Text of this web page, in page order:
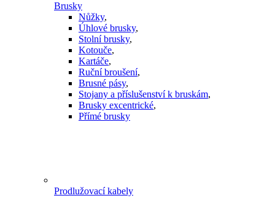
Brusky
Nůžky,
Úhlové brusky,
Stolní brusky,
Kotouče,
Kartáče,
Ruční broušení,
Brusné pásy,
Stojany a příslušenství k bruskám,
Brusky excentrické,
Přímé brusky
Prodlužovací kabely